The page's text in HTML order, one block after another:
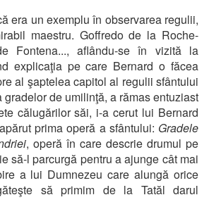
era un exemplu în observarea regulii,
maestru. Goffredo de la Roche-
Fontena..., aflându-se în vizită la
explicaţia pe care Bernard o făcea
al şaptelea capitol al regulii sfântului
de umilinţă, a rămas entuziast
călugărilor săi, i-a cerut lui Bernard
prima operă a sfântului: Gradele
, operă în care descrie drumul pe
să-l parcurgă pentru a ajunge cât mai
a lui Dumnezeu care alungă orice
să primim de la Tatăl darul